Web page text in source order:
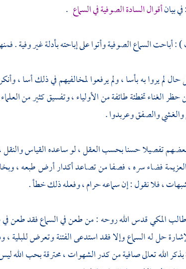
بيانأقوال السادةالصوفيةفي السماع .
) : أباحت السماعالصوفيةوأتوا على إباحته بأدلة غير وفية
لم يروا به بأسا ، ولم يرفعوا لمخالفيهم في ذلك أسا ،
حظر الغناء تخطئة طائفة من الأولياء ، وتفسيق كثير من
والصفق وعربدوا .
تفصيلا حسنا بحسب العقل ، لو ساعده القياس
فضاء سره ، فصفا من تصاعد أكدار أرض طبعه ،
، فلا نقول : إن سماعه حرام ، وفعله ذلك خطأ .
المكيقدس الله روحه : من طعن في السماع فقد طعن
حل له السماع وإلا فقد استدعى الفتنة وتعرض للبلية
الله تعالى صافية من كدر الشهوات ، محترقة بحب الله